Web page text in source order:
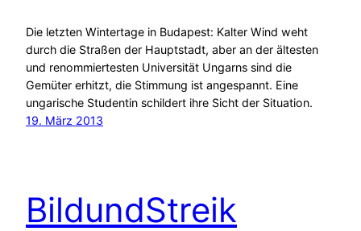
Die letzten Wintertage in Budapest: Kalter Wind weht
durch die Straßen der Hauptstadt, aber an der ältesten
und renommiertesten Universität Ungarns sind die
Gemüter erhitzt, die Stimmung ist angespannt. Eine
ungarische Studentin schildert ihre Sicht der Situation.
19. März 2013
BildundStreik